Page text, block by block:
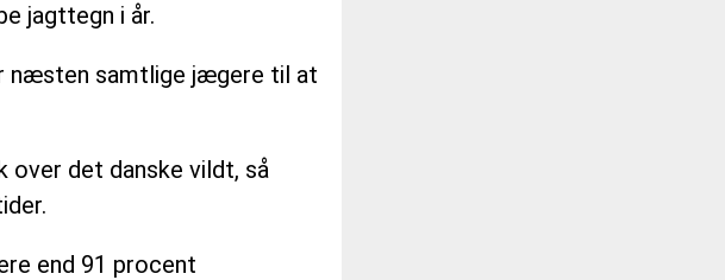
jagttegn i år.
næsten samtlige jægere til at
det danske vildt, så
end 91 procent